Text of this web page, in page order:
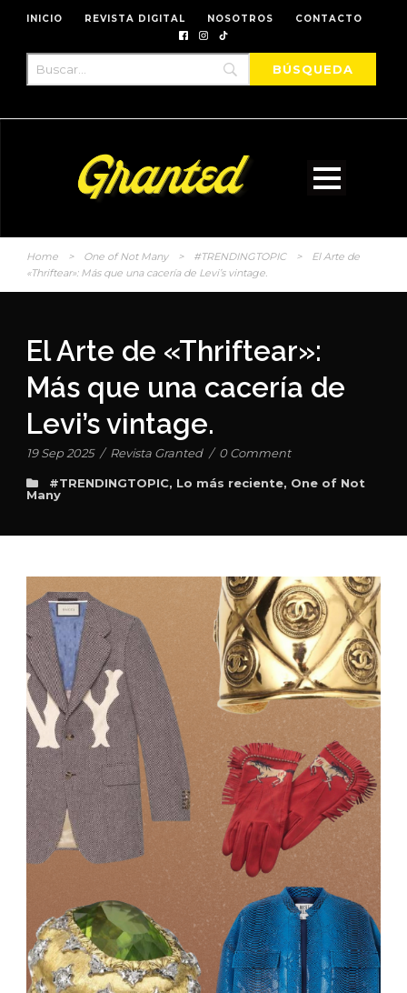
INICIO REVISTA DIGITAL NOSOTROS CONTACTO
Home > One of Not Many > #TRENDINGTOPIC >
El Arte de
«Thriftear»: Más que una cacería de Levi’s vintage.
El Arte de «Thriftear»:
Más que una cacería de
Levi’s vintage.
19 Sep 2025 / Revista Granted / 0 Comment
#TRENDINGTOPIC, Lo más reciente, One of Not
Many